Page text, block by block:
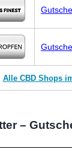
Alle CBD Shops
–